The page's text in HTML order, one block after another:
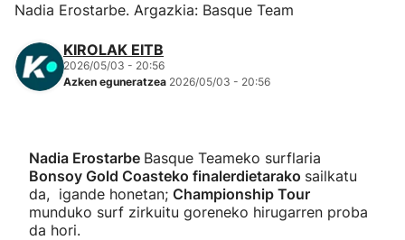
Kirol gehiago
"Helmuga"
Nadia Erostarbe. Argazkia: Basque Team
KIROLAK EITB
2026/05/03 - 20:56
Azken eguneratzea 2026/05/03 - 20:56
Nadia Erostarbe Basque Teameko surflaria
Bonsoy Gold Coasteko finalerdietarako sailkatu
da, igande honetan; Championship Tour
munduko surf zirkuitu goreneko hirugarren proba
da hori.